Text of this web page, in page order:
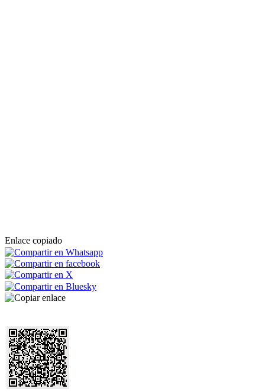
Enlace copiado